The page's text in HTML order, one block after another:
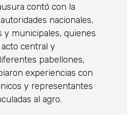
contó con la
nacionales,
y municipales, quienes
central y
pabellones,
experiencias con
y representantes
al agro.